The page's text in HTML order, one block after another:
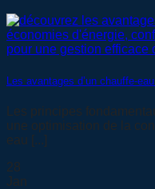
Les avantages d’un chauffe-
Les principes
une optimisation de la
eau [...]
28
Jan